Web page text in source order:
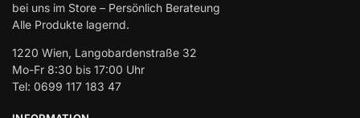
bei uns im Store – Persönlich Berateung
Alle Produkte lagernd.
1220 Wien, Langobardenstraße 32
Mo-Fr 8:30 bis 17:00 Uhr
Tel: 0699 117 183 47